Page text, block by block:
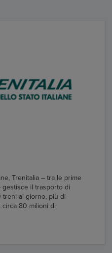
Trenitalia – tra le prime
il trasporto di
al giorno, più di
circa 80 milioni di